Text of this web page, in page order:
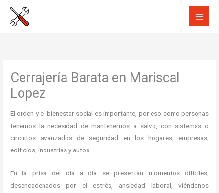
Cerrajería Barata en Mariscal
Lopez
El orden y el bienestar social es importante, por eso como personas
tenemos la necesidad de mantenernos a salvo, con sistemas o
circuitos avanzados de seguridad en los hogares, empresas,
edificios, industrias y autos.
En la prisa del día a día se presentan momentos difíciles,
desencadenados por el estrés, ansiedad laboral, viéndonos